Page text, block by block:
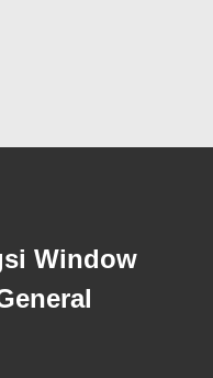
Window